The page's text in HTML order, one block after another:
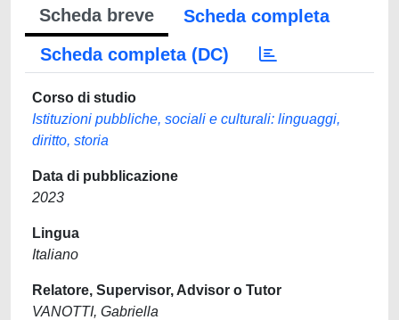
Scheda breve
Scheda completa
Scheda completa (DC)
Corso di studio
Istituzioni pubbliche, sociali e culturali: linguaggi,
diritto, storia
Data di pubblicazione
2023
Lingua
Italiano
Relatore, Supervisor, Advisor o Tutor
VANOTTI, Gabriella